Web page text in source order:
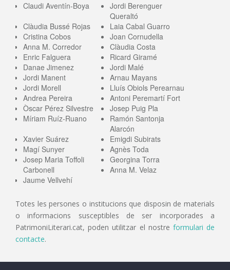
Claudi Aventín-Boya
Jordi Berenguer
Queraltó
Clàudia Bussé Rojas
Laia Cabal Guarro
Cristina Cobos
Joan Cornudella
Anna M. Corredor
Clàudia Costa
Enric Falguera
Ricard Giramé
Danae Jimenez
Jordi Malé
Jordi Manent
Arnau Mayans
Jordi Morell
Lluís Obiols Perearnau
Andrea Pereira
Antoni Peremartí Fort
Òscar Pérez Silvestre
Josep Puig Pla
Míriam Ruíz-Ruano
Ramón Santonja
Alarcón
Xavier Suárez
Emigdi Subirats
Magí Sunyer
Agnès Toda
Josep Maria Toffoli
Carbonell
Georgina Torra
Anna M. Velaz
Jaume Vellvehí
Totes les persones o institucions que disposin de materials
o informacions susceptibles de ser incorporades a
PatrimoniLiterari.cat, poden utilitzar el nostre formulari de
contacte.